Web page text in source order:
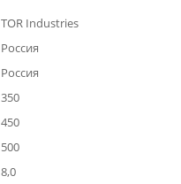
TOR Industries
Россия
Россия
350
450
500
8,0